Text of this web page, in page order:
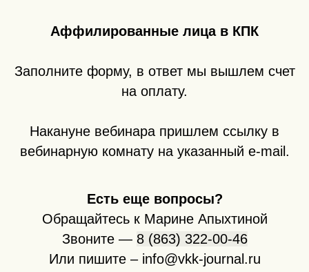
Аффилированные лица в КПК
Заполните форму, в ответ мы вышлем счет
на оплату.
Накануне вебинара пришлем ссылку в
вебинарную комнату на указанный e-mail.
Есть еще вопросы?
Обращайтесь к Марине Апыхтиной
Звоните — 8 (863) 322-00-46
Или пишите – info@vkk-journal.ru